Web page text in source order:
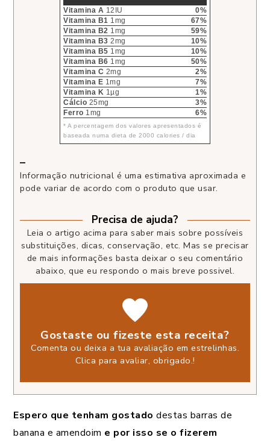
Vitamina A 12IU
0%
Vitamina B1 1mg
67%
Vitamina B2 1mg
59%
Vitamina B3 2mg
10%
Vitamina B5 1mg
10%
Vitamina B6 1mg
50%
Vitamina C 2mg
2%
Vitamina E 1mg
7%
Vitamina K 1µg
1%
Cálcio 25mg
3%
Ferro 1mg 6%
* A percentagem dos valores apresentados é
baseada numa dieta de 2000 calories / dia
–
Informação nutricional é uma estimativa aproximada e
pode variar de acordo com o produto que usar.
Precisa de ajuda?
Leia o artigo acima para saber mais sobre possíveis
substituições, dicas, conservação, etc. Mas se precisar
de mais informações basta deixar o seu comentário
abaixo, que eu respondo o mais breve possivel.
Gostaste ou fizeste esta receita?
Comenta ou deixa a tua avaliação em estrelinhas.
Clica para avaliar, obrigado.!
Espero que tenham gostado destas barras de
banana e amendoim e por isso se o fizerem